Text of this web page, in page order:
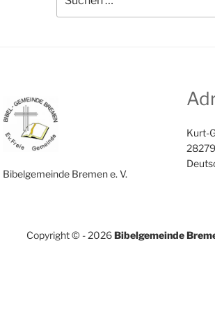
nach:
Bibelgemeinde Bremen e. V.
Kurt-
Copyright © - 2026Bibelgemeinde